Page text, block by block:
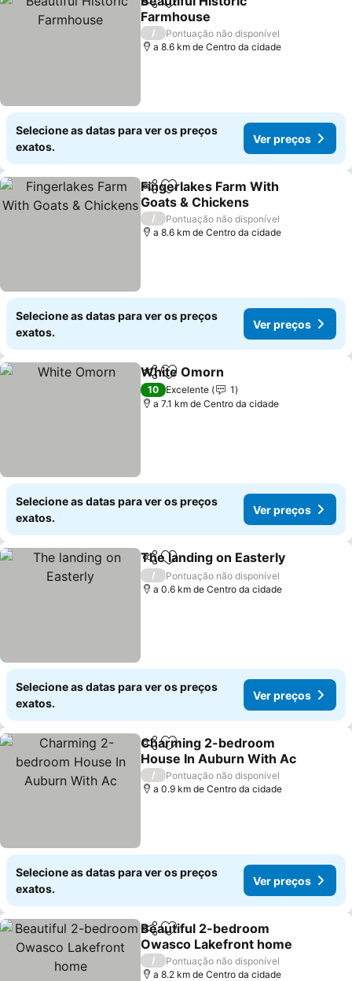
PartilharAdicionar aos favoritos
Farmhouse
Ver preços
/
Pontuação não disponível
a 8.6 km de Centro da cidade
Selecione as datas para ver os preços
exatos.
Ver preços
PartilharAdicionar aos favoritos
Fingerlakes Farm With
Goats & Chickens
Ver preços
/
Pontuação não disponível
a 8.6 km de Centro da cidade
Selecione as datas para ver os preços
exatos.
Ver preços
PartilharAdicionar aos favoritos
White Omorn
10 Excelente
1
a 7.1 km de Centro da cidade
Selecione as datas para ver os preços
exatos.
Ver preços
PartilharAdicionar aos favoritos
The landing on Easterly
/
Pontuação não disponível
a 0.6 km de Centro da cidade
Selecione as datas para ver os preços
exatos.
Ver preços
PartilharAdicionar aos favoritos
Charming 2-bedroom
House In Auburn With Ac
Ver preços
/
Pontuação não disponível
a 0.9 km de Centro da cidade
Selecione as datas para ver os preços
exatos.
Ver preços
PartilharAdicionar aos favoritos
Beautiful 2-bedroom
Owasco Lakefront home
Ver preços
/
Pontuação não disponível
a 8.2 km de Centro da cidade